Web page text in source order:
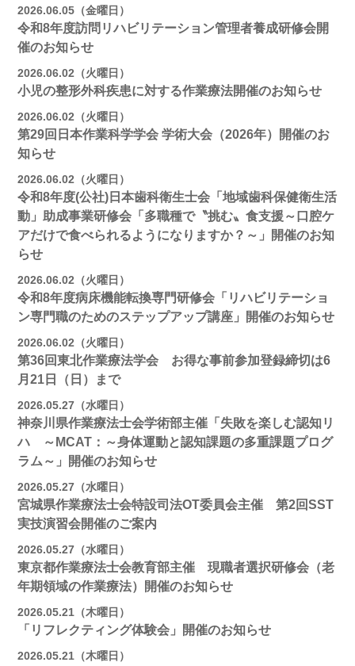
2026.06.05（金曜日）
令和8年度訪問リハビリテーション管理者養成研修会開
催のお知らせ
2026.06.02（火曜日）
小児の整形外科疾患に対する作業療法開催のお知らせ
2026.06.02（火曜日）
第29回日本作業科学学会 学術大会（2026年）開催のお
知らせ
2026.06.02（火曜日）
令和8年度(公社)日本歯科衛生士会「地域歯科保健衛生活
動」助成事業研修会「多職種で〝挑む〟食支援～口腔ケ
アだけで食べられるようになりますか？～」開催のお知
らせ
2026.06.02（火曜日）
令和8年度病床機能転換専門研修会「リハビリテーショ
ン専門職のためのステップアップ講座」開催のお知らせ
2026.06.02（火曜日）
第36回東北作業療法学会 お得な事前参加登録締切は6
月21日（日）まで
2026.05.27（水曜日）
神奈川県作業療法士会学術部主催「失敗を楽しむ認知リ
ハ ～MCAT：～身体運動と認知課題の多重課題プログ
ラム～」開催のお知らせ
2026.05.27（水曜日）
宮城県作業療法士会特設司法OT委員会主催 第2回SST
実技演習会開催のご案内
2026.05.27（水曜日）
東京都作業療法士会教育部主催 現職者選択研修会（老
年期領域の作業療法）開催のお知らせ
2026.05.21（木曜日）
「リフレクティング体験会」開催のお知らせ
2026.05.21（木曜日）